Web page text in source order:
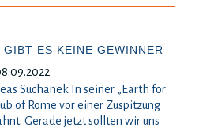
ES KEINE GEWINNER
Suchanek In seiner „Earth for
of Rome vor einer Zuspitzung
Gerade jetzt sollten wir uns